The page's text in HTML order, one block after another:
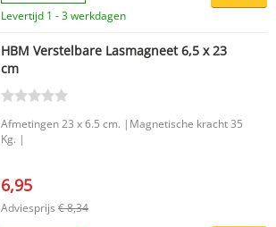
Levertijd 1 - 3 werkdagen
HBM Verstelbare Lasmagneet 6,5 x 23
cm
Afmetingen 23 x 6.5 cm. |Magnetische kracht 35
Kg. |
6,95
Adviesprijs € 8,34